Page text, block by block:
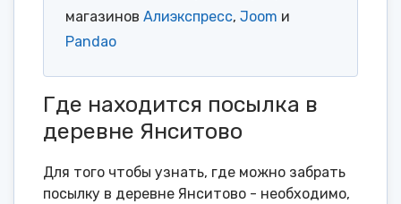
магазинов Алиэкспресс, Joom и
Pandao
Где находится посылка в
деревне Янситово
Для того чтобы узнать, где можно забрать
посылку в деревне Янситово - необходимо,